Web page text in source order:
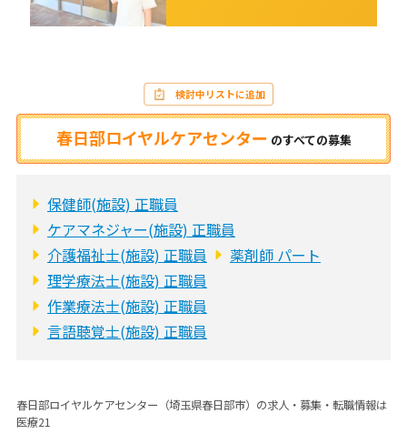
春日部ロイヤルケアセンター のすべての募集
検討中リストに追加
保健師(施設) 正職員
ケアマネジャー(施設) 正職員
介護福祉士(施設) 正職員
薬剤師 パート
理学療法士(施設) 正職員
作業療法士(施設) 正職員
言語聴覚士(施設) 正職員
春日部ロイヤルケアセンター（埼玉県春日部市）の求人・募集・転職情報は
医療21